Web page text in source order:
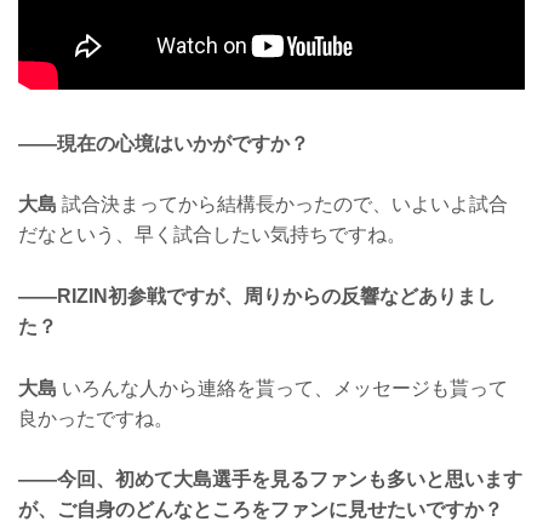
——現在の心境はいかがですか？
大島 試合決まってから結構長かったので、いよいよ試合
だなという、早く試合したい気持ちですね。
——RIZIN初参戦ですが、周りからの反響などありまし
た？
大島 いろんな人から連絡を貰って、メッセージも貰って
良かったですね。
——今回、初めて大島選手を見るファンも多いと思います
が、ご自身のどんなところをファンに見せたいですか？